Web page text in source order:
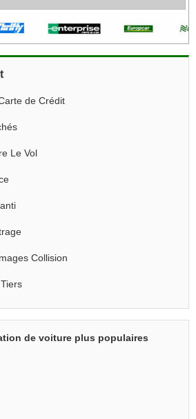
de Crédit
Le Vol
Collision
de voiture plus populaires